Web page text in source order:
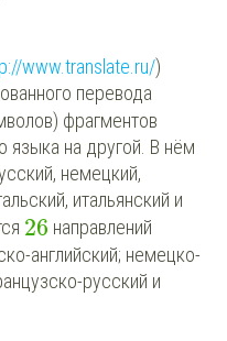
www.translate.ru/)
перевода
фрагментов
языка на другой. В нём
немецкий,
итальянский и
26 направлений
английский; немецко-
русский и